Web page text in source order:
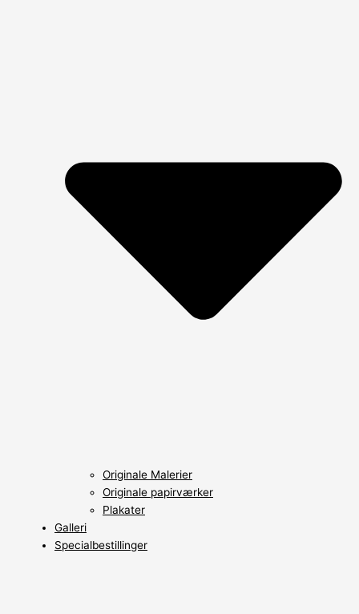
Originale Malerier
Originale papirværker
Plakater
Galleri
Specialbestillinger